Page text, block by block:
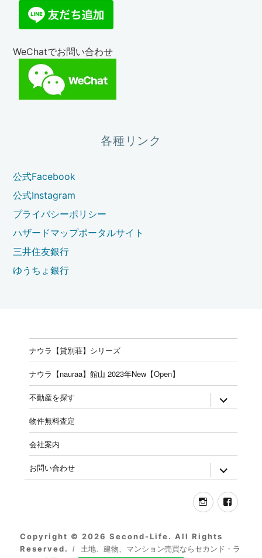
WeChatでお問い合わせ
各種リンク
公式Facebook
公式Instagram
プライバシーポリシー
ハザードマップポータルサイト
三井住友銀行
ゆうちょ銀行
ナウラ【貸別荘】シリーズ
ナウラ【nauraa】館山 2023年New【Open】
不動産を探す expand
child
物件無料査定
会社案内
お問い合わせ expand
child
Instagram
Copyright © 2026 Second-Life. All Rights
Reserved.
土地、建物、マンション売買ならセカンド・ラ